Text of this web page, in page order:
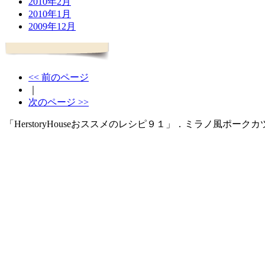
2010年1月
2009年12月
<< 前のページ
次のページ >>
「HerstoryHouseおススメのレシピ９１」．ミラノ風ポークカ